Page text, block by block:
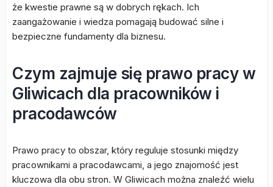
że kwestie prawne są w dobrych rękach. Ich
zaangażowanie i wiedza pomagają budować silne i
bezpieczne fundamenty dla biznesu.
Czym zajmuje się prawo pracy w
Gliwicach dla pracowników i
pracodawców
Prawo pracy to obszar, który reguluje stosunki między
pracownikami a pracodawcami, a jego znajomość jest
kluczowa dla obu stron. W Gliwicach można znaleźć wielu